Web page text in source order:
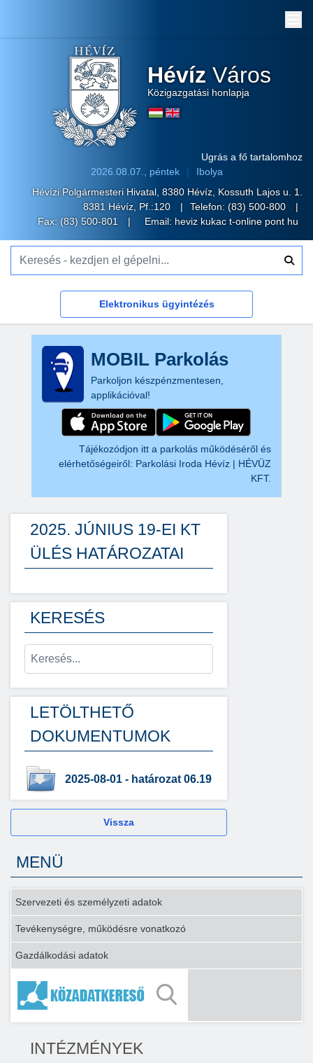
Hévíz Város
Közigazgatási honlapja
Ugrás a fő tartalomhoz
2026.08.07., péntek
Ibolya
Hévízi Polgármesteri Hivatal, 8380 Hévíz, Kossuth Lajos u. 1.
8381 Hévíz, Pf.:120
Telefon: (83) 500-800
Fax: (83) 500-801
Email: heviz kukac t-online pont hu
Elektronikus ügyintézés
MOBIL Parkolás
Parkoljon készpénzmentesen,
applikációval!
Tájékozódjon itt a parkolás működéséről és
elérhetőségeiről: Parkolási Iroda Hévíz | HÉVÜZ
KFT.
2025. JÚNIUS 19-EI KT
ÜLÉS HATÁROZATAI
KERESÉS
LETÖLTHETŐ
DOKUMENTUMOK
2025-08-01 - határozat 06.19
Vissza
MENÜ
Szervezeti és személyzeti adatok
Tevékenységre, működésre vonatkozó
Gazdálkodási adatok
INTÉZMÉNYEK